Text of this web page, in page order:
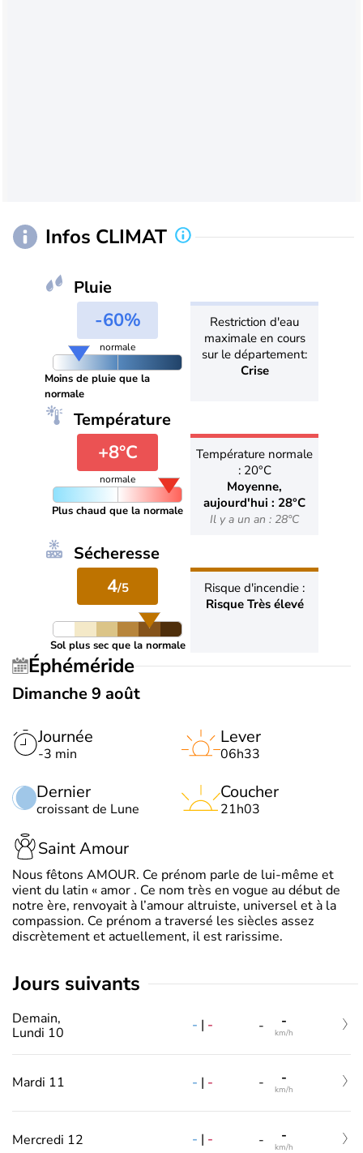
Infos CLIMAT
Pluie
-60%
normale
Moins de pluie que la
normale
Restriction d'eau
maximale en cours
sur le département:
Crise
Température
+8°C
normale
Plus chaud que la normale
Température normale
: 20°C
Moyenne,
aujourd'hui : 28°C
Il y a un an : 28°C
Sécheresse
4/5
Sol plus sec que la normale
Risque d'incendie :
Risque Très élevé
Éphéméride
Dimanche 9 août
Journée
-3 min
Dernier
croissant de Lune
Lever
06h33
Coucher
21h03
Saint Amour
Nous fêtons AMOUR. Ce prénom parle de lui-même et
vient du latin « amor . Ce nom très en vogue au début de
notre ère, renvoyait à l’amour altruiste, universel et à la
compassion. Ce prénom a traversé les siècles assez
discrètement et actuellement, il est rarissime.
jours suivants
Demain,
Lundi 10
- | - - -
km/h
Mardi 11 - | - - -
km/h
Mercredi 12 - | - - -
km/h